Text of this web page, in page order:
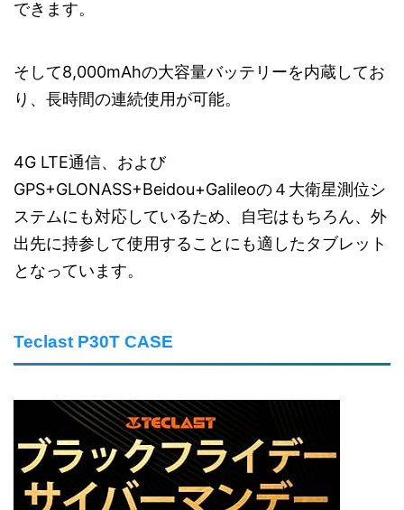
できます。
そして8,000mAhの大容量バッテリーを内蔵してお
り、長時間の連続使用が可能。
4G LTE通信、および
GPS+GLONASS+Beidou+Galileoの４大衛星測位シ
ステムにも対応しているため、自宅はもちろん、外
出先に持参して使用することにも適したタブレット
となっています。
Teclast P30T CASE